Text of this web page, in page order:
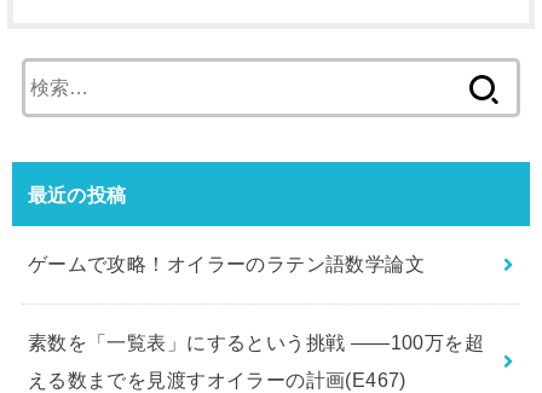
索:
最近の投稿
ゲームで攻略！オイラーのラテン語数学論文
素数を「一覧表」にするという挑戦 ――100万を超
える数までを見渡すオイラーの計画(E467)